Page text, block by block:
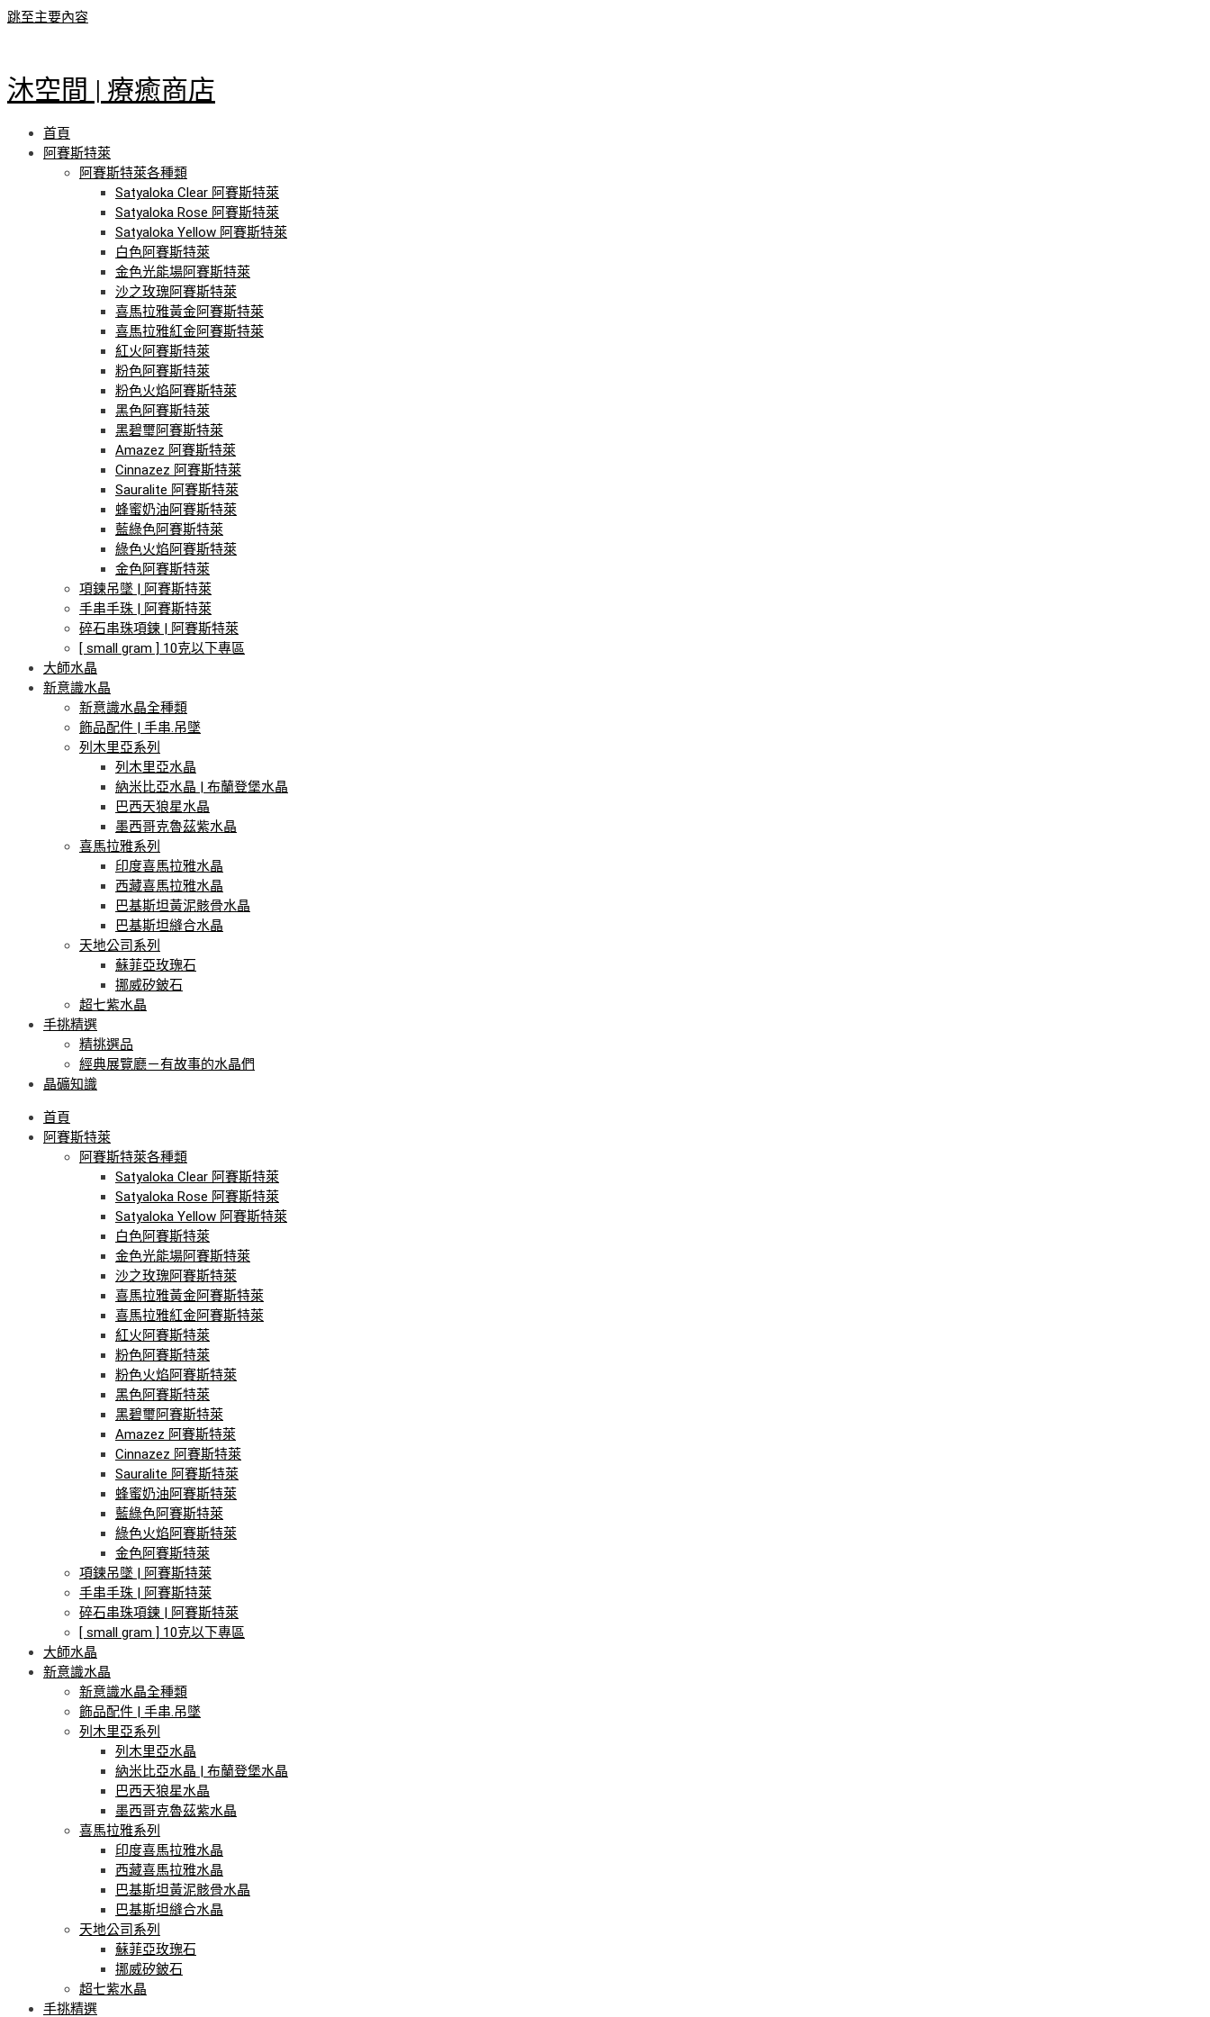
跳至主要內容
沐空間 | 療癒商店
首頁
阿賽斯特萊
阿賽斯特萊各種類
Satyaloka Clear 阿賽斯特萊
Satyaloka Rose 阿賽斯特萊
Satyaloka Yellow 阿賽斯特萊
白色阿賽斯特萊
金色光能場阿賽斯特萊
沙之玫瑰阿賽斯特萊
喜馬拉雅黃金阿賽斯特萊
喜馬拉雅紅金阿賽斯特萊
紅火阿賽斯特萊
粉色阿賽斯特萊
粉色火焰阿賽斯特萊
黑色阿賽斯特萊
黑碧璽阿賽斯特萊
Amazez 阿賽斯特萊
Cinnazez 阿賽斯特萊
Sauralite 阿賽斯特萊
蜂蜜奶油阿賽斯特萊
藍綠色阿賽斯特萊
綠色火焰阿賽斯特萊
金色阿賽斯特萊
項鍊吊墜 | 阿賽斯特萊
手串手珠 | 阿賽斯特萊
碎石串珠項鍊 | 阿賽斯特萊
[ small gram ] 10克以下專區
大師水晶
新意識水晶
新意識水晶全種類
飾品配件 | 手串.吊墜
列木里亞系列
列木里亞水晶
納米比亞水晶 | 布蘭登堡水晶
巴西天狼星水晶
墨西哥克魯茲紫水晶
喜馬拉雅系列
印度喜馬拉雅水晶
西藏喜馬拉雅水晶
巴基斯坦黃泥骸骨水晶
巴基斯坦縫合水晶
天地公司系列
蘇菲亞玫瑰石
挪威矽鈹石
超七紫水晶
手挑精選
精挑選品
經典展覽廳－有故事的水晶們
晶礦知識
首頁
阿賽斯特萊
阿賽斯特萊各種類
Satyaloka Clear 阿賽斯特萊
Satyaloka Rose 阿賽斯特萊
Satyaloka Yellow 阿賽斯特萊
白色阿賽斯特萊
金色光能場阿賽斯特萊
沙之玫瑰阿賽斯特萊
喜馬拉雅黃金阿賽斯特萊
喜馬拉雅紅金阿賽斯特萊
紅火阿賽斯特萊
粉色阿賽斯特萊
粉色火焰阿賽斯特萊
黑色阿賽斯特萊
黑碧璽阿賽斯特萊
Amazez 阿賽斯特萊
Cinnazez 阿賽斯特萊
Sauralite 阿賽斯特萊
蜂蜜奶油阿賽斯特萊
藍綠色阿賽斯特萊
綠色火焰阿賽斯特萊
金色阿賽斯特萊
項鍊吊墜 | 阿賽斯特萊
手串手珠 | 阿賽斯特萊
碎石串珠項鍊 | 阿賽斯特萊
[ small gram ] 10克以下專區
大師水晶
新意識水晶
新意識水晶全種類
飾品配件 | 手串.吊墜
列木里亞系列
列木里亞水晶
納米比亞水晶 | 布蘭登堡水晶
巴西天狼星水晶
墨西哥克魯茲紫水晶
喜馬拉雅系列
印度喜馬拉雅水晶
西藏喜馬拉雅水晶
巴基斯坦黃泥骸骨水晶
巴基斯坦縫合水晶
天地公司系列
蘇菲亞玫瑰石
挪威矽鈹石
超七紫水晶
手挑精選